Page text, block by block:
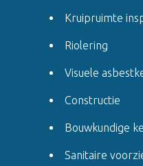
Kruipruimte
Riolering
Visuele
Constructie
Bouwkundige
Sanitaire